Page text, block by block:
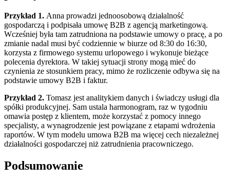
Przykład 1. Anna prowadzi jednoosobową działalność
gospodarczą i podpisała umowę B2B z agencją marketingową.
Wcześniej była tam zatrudniona na podstawie umowy o pracę, a po
zmianie nadal musi być codziennie w biurze od 8:30 do 16:30,
korzysta z firmowego systemu urlopowego i wykonuje bieżące
polecenia dyrektora. W takiej sytuacji strony mogą mieć do
czynienia ze stosunkiem pracy, mimo że rozliczenie odbywa się na
podstawie umowy B2B i faktur.
Przykład 2. Tomasz jest analitykiem danych i świadczy usługi dla
spółki produkcyjnej. Sam ustala harmonogram, raz w tygodniu
omawia postęp z klientem, może korzystać z pomocy innego
specjalisty, a wynagrodzenie jest powiązane z etapami wdrożenia
raportów. W tym modelu umowa B2B ma więcej cech niezależnej
działalności gospodarczej niż zatrudnienia pracowniczego.
Podsumowanie